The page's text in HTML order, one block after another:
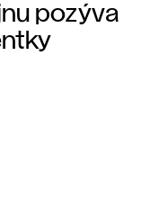
pozýva